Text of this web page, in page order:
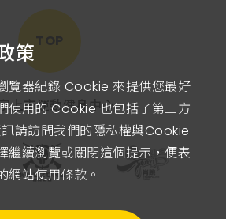
TOP
上市運動健身中心
策
覽器紀錄 Cookie 來提供您最好
使用的 Cookie 也包括了第三方
請訪問我們的隱私權與Cookie
繼續瀏覽或關閉這個提示，便表
網站使用條款。